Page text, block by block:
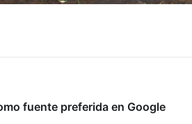
fuente preferida en Google